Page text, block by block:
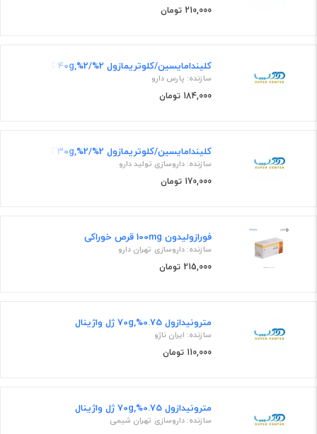
210,000 تومان
کلیندامایسین/کلوتریمازول 2%/2%,40g کرم واژینال
سازنده: پارس دارو
184,000 تومان
کلیندامایسین/کلوتریمازول 2%/2%,30g کرم واژینال
سازنده: داروسازی تولید دارو
170,000 تومان
فورازولیدون 100mg قرص خوراکی
سازنده: داروسازی تهران دارو
215,000 تومان
مترونیدازول 0.75%,70g ژل واژینال
سازنده: ایران ناژو
110,000 تومان
مترونیدازول 0.75%,70g ژل واژینال
سازنده: داروسازی تهران شیمی